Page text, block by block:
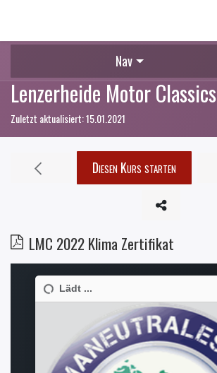
Nav
Lenzerheide Motor Classics
Zuletzt aktualisiert:15.01.2021
LMC 2022 Klima Zertifikat
Diesen Kurs starten